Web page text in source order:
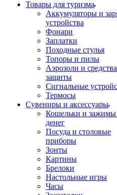
Товары для туризма
Аккумуляторы и
устройства
Фонари
Заплатки
Походные стулья
Топоры и пилы
Аэрозоли и средства
защиты
Сигнальные
Термосы
Сувениры и аксессуары
Кошельки и зажимы
денег
Посуда и столовые
приборы
Зонты
Картины
Брелоки
Настольные игры
Часы